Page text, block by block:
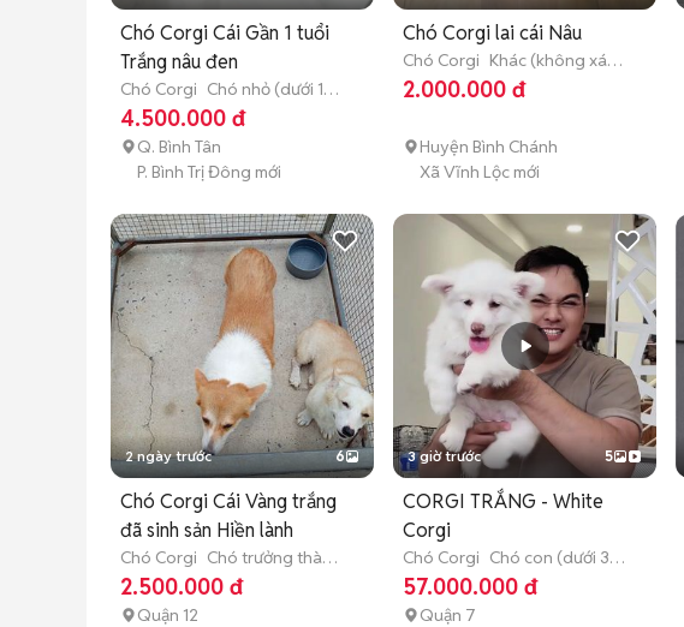
Chó Corgi Cái Gần 1 tuổi
Trắng nâu đen
Chó Corgi Chó nhỏ (dưới 1
năm tuổi)
4.500.000 đ
Q. Bình Tân
P. Bình Trị Đông mới
Chó Corgi lai cái Nâu
Chó Corgi Khác (không xác
định được)
2.000.000 đ
Huyện Bình Chánh
Xã Vĩnh Lộc mới
2 ngày trước 6
Chó Corgi Cái Vàng trắng
đã sinh sản Hiền lành
Chó Corgi Chó trưởng thành
(hơn 1 tuổi)
2.500.000 đ
Quận 12
3 giờ trước 5
CORGI TRẮNG - White
Corgi
Chó Corgi Chó con (dưới 3
tháng tuổi)
57.000.000 đ
Quận 7